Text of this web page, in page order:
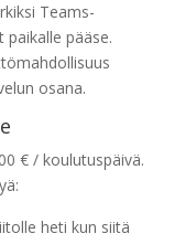
Teams-
pääse.
osana.
€ / koulutuspäivä.
heti kun siitä